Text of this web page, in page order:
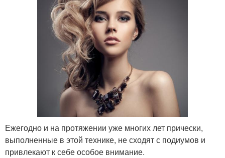
Ежегодно и на протяжении уже многих лет прически,
выполненные в этой технике, не сходят с подиумов и
привлекают к себе особое внимание.